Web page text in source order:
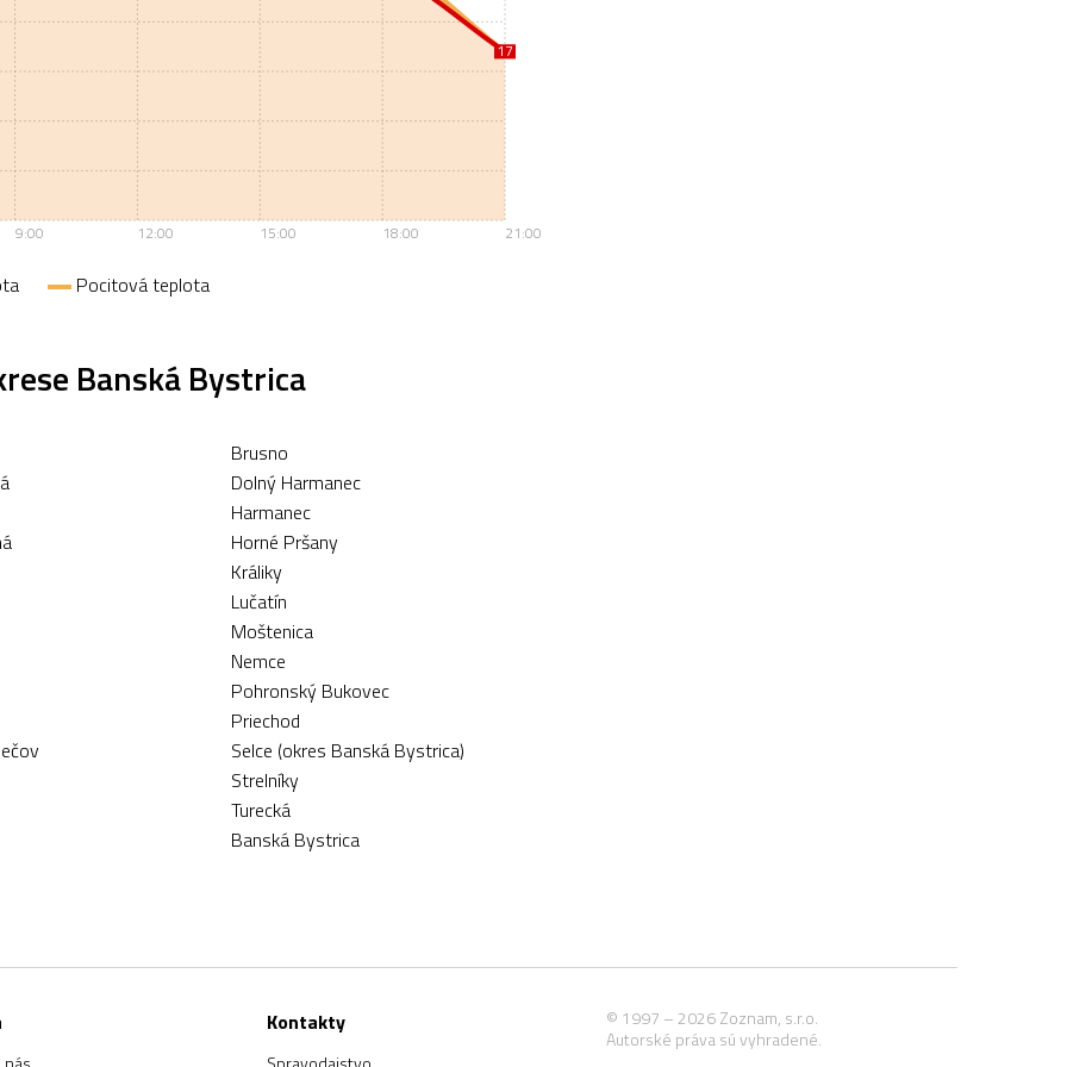
17
17
9:00 12:00 15:00 18:00 21:00
Pocitová teplota
Banská Bystrica
Brusno
Dolný Harmanec
Harmanec
Horné Pršany
Králiky
Lučatín
Moštenica
Nemce
Pohronský Bukovec
Priechod
Selce (okres Banská Bystrica)
Strelníky
Turecká
Banská Bystrica
Kontakty
© 1997 – 2026 Zoznam, s.r.o.
Autorské práva sú vyhradené.